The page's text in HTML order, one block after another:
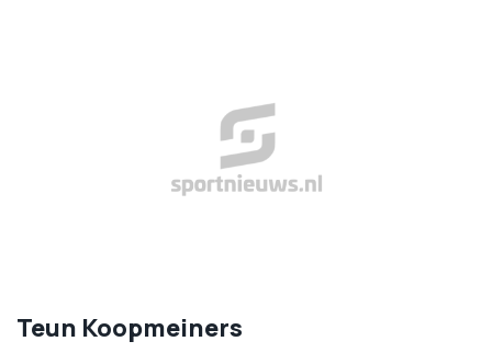
Teun Koopmeiners